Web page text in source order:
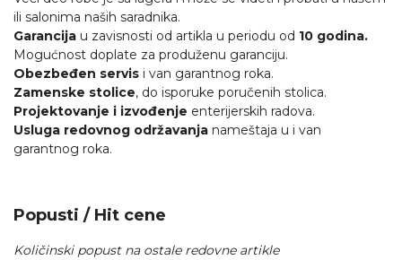
ili salonima naših saradnika.
Garancija u zavisnosti od artikla u periodu od 10 godina.
Mogućnost doplate za produženu garanciju.
Obezbeđen servis i van garantnog roka.
Zamenske stolice, do isporuke poručenih stolica.
Projektovanje i izvođenje enterijerskih radova.
Usluga redovnog održavanja nameštaja u i van
garantnog roka.
Popusti / Hit cene
Količinski popust na ostale redovne artikle